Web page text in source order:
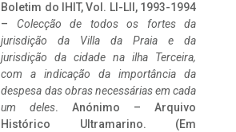
Boletim do IHIT, Vol. LI-LII, 1993-1994
– Colecção de todos os fortes da
jurisdição da Villa da Praia e da
jurisdição da cidade na ilha Terceira,
com a indicação da importância da
despesa das obras necessárias em cada
um deles. Anónimo – Arquivo
Histórico Ultramarino. (Em